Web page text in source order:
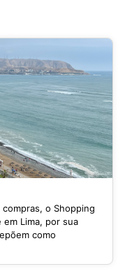
o Shopping
Lima, por sua
como